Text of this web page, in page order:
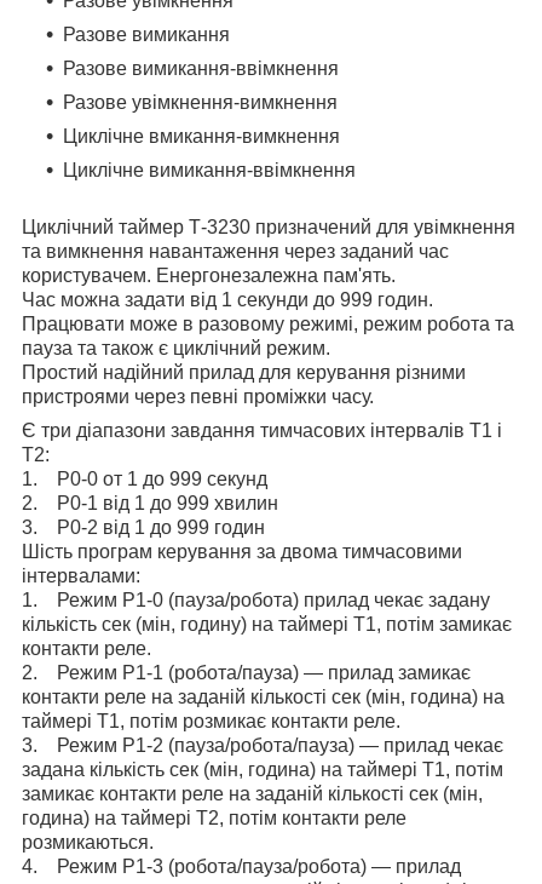
Разове вимикання
Разове вимикання-ввімкнення
Разове увімкнення-вимкнення
Циклічне вмикання-вимкнення
Циклічне вимикання-ввімкнення
Циклічний таймер Т-3230 призначений для увімкнення
та вимкнення навантаження через заданий час
користувачем. Енергонезалежна пам'ять.
Час можна задати від 1 секунди до 999 годин.
Працювати може в разовому режимі, режим робота та
пауза та також є циклічний режим.
Простий надійний прилад для керування різними
пристроями через певні проміжки часу.
Є три діапазони завдання тимчасових інтервалів Т1 і
Т2:
1. Р0-0 от 1 до 999 секунд
2. Р0-1 від 1 до 999 хвилин
3. Р0-2 від 1 до 999 годин
Шість програм керування за двома тимчасовими
інтервалами:
1. Режим Р1-0 (пауза/робота) прилад чекає задану
кількість сек (мін, годину) на таймері Т1, потім замикає
контакти реле.
2. Режим Р1-1 (робота/пауза) — прилад замикає
контакти реле на заданій кількості сек (мін, година) на
таймері Т1, потім розмикає контакти реле.
3. Режим Р1-2 (пауза/робота/пауза) — прилад чекає
задана кількість сек (мін, година) на таймері Т1, потім
замикає контакти реле на заданій кількості сек (мін,
година) на таймері Т2, потім контакти реле
розмикаються.
4. Режим Р1-3 (робота/пауза/робота) — прилад